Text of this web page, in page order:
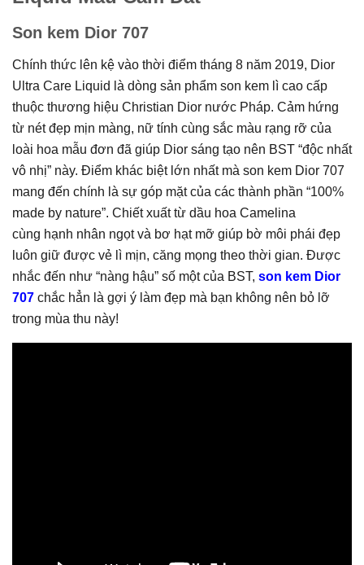
Son kem Dior 707
Chính thức lên kệ vào thời điểm tháng 8 năm 2019, Dior
Ultra Care Liquid là dòng sản phẩm son kem lì cao cấp
thuộc thương hiệu Christian Dior nước Pháp. Cảm hứng
từ nét đẹp mịn màng, nữ tính cùng sắc màu rạng rỡ của
loài hoa mẫu đơn đã giúp Dior sáng tạo nên BST “độc nhất
vô nhị” này. Điểm khác biệt lớn nhất mà son kem Dior 707
mang đến chính là sự góp mặt của các thành phần “100%
made by nature”. Chiết xuất từ dầu hoa Camelina
cùng hạnh nhân ngọt và bơ hạt mỡ giúp bờ môi phái đẹp
luôn giữ được vẻ lì mịn, căng mọng theo thời gian. Được
nhắc đến như “nàng hậu” số một của BST, son kem Dior
707 chắc hẳn là gợi ý làm đẹp mà bạn không nên bỏ lỡ
trong mùa thu này!